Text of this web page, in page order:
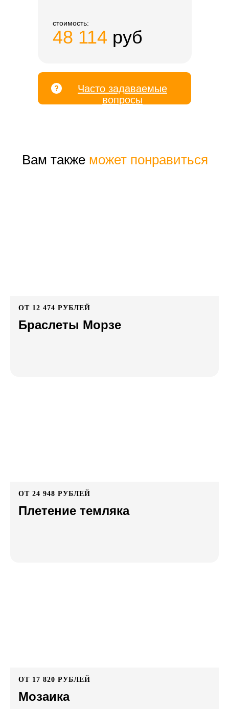
48 114 руб
стоимость:
Часто задаваемые
вопросы
Вам также может понравиться
ОТ 12 474 РУБЛЕЙ
Браслеты Морзе
ОТ 24 948 РУБЛЕЙ
Плетение темляка
ОТ 17 820 РУБЛЕЙ
Мозаика